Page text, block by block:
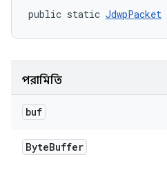
public static JdwpPacket
পরামিতি
buf
ByteBuffer